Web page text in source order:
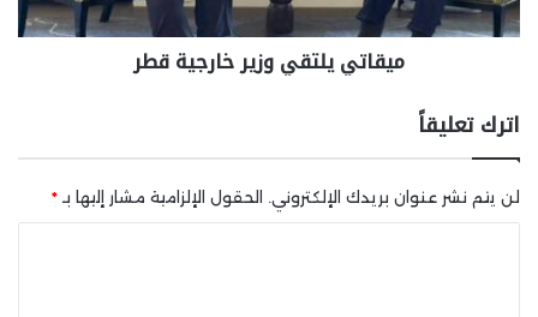
ميقاتي يلتقي وزير خارجية قطر
اترك تعليقاً
لن يتم نشر عنوان بريدك الإلكتروني. الحقول الإلزامية مشار إليها بـ*